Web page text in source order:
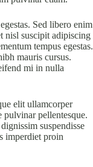
Sed libero enim
nisl suscipit adipiscing
tempus egestas.
mauris cursus.
mi in nulla
elit ullamcorper
pulvinar pellentesque.
suspendisse
imperdiet proin